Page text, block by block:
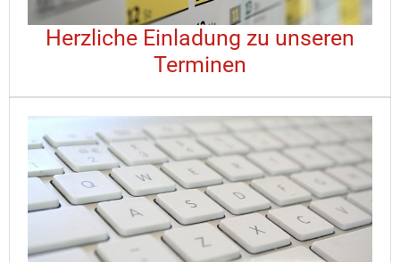
Herzliche Einladung zu unseren
Terminen